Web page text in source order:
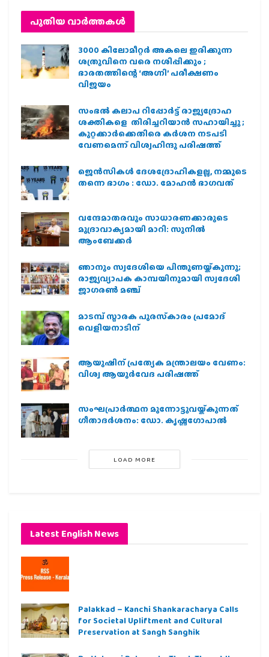
പുതിയ വാര്‍ത്തകള്‍
3000 കിലോമീറ്റർ അകലെ ഇരിക്കുന്ന
ശത്രുവിനെ വരെ നശിപ്പിക്കും ;
ഭാരതത്തിന്റെ ‘അഗ്നി’ പരീക്ഷണം
വിജയം
സംഭൽ കലാപ റിപ്പോർട്ട് രാജ്യദ്രോഹ
ശക്തികളെ തിരിച്ചറിയാൻ സഹായിച്ചു ;
കുറ്റക്കാർക്കെതിരെ കർശന നടപടി
വേണമെന്ന് വിശ്വഹിന്ദു പരിഷത്ത്
ജെന്‍സികള്‍ ദേശദ്രോഹികളല്ല, നമ്മുടെ
തന്നെ ഭാഗം : ഡോ. മോഹന്‍ ഭാഗവത്
വന്ദേമാതരവും സാധാരണക്കാരുടെ
മുദ്രാവാക്യമായി മാറി: സുനിൽ
ആംബേക്കർ
ഞാനും സ്വദേശിയെ പിന്തുണയ്ക്കുന്നു;
രാജ്യവ്യാപക കാമ്പയിനുമായി സ്വദേശി
ജാഗരണ്‍ മഞ്ച്
മാടമ്പ് സ്മാരക പുരസ്‌കാരം പ്രമോദ്
വെളിയനാടിന്
ആയുഷിന് പ്രത്യേക മന്ത്രാലയം വേണം:
വിശ്വ ആയുര്‍വേദ പരിഷത്ത്
സംഘപ്രാര്‍ത്ഥന മുന്നോട്ടുവയ്ക്കുന്നത്
ഗീതാദര്‍ശനം: ഡോ. കൃഷ്ണഗോപാല്‍
LOAD MORE
Latest English News
Palakkad – Kanchi Shankaracharya Calls
for Societal Upliftment and Cultural
Preservation at Sangh Sanghik